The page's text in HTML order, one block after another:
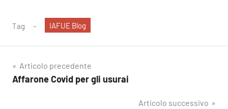
Tag IAFUE Blog
Navigazione
articoli
Articolo precedente
Affarone Covid per gli usurai
Articolo successivo